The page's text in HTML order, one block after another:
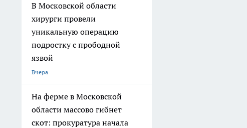
В Московской области
хирурги провели
уникальную операцию
подростку с прободной
язвой
Вчера
На ферме в Московской
области массово гибнет
скот: прокуратура начала